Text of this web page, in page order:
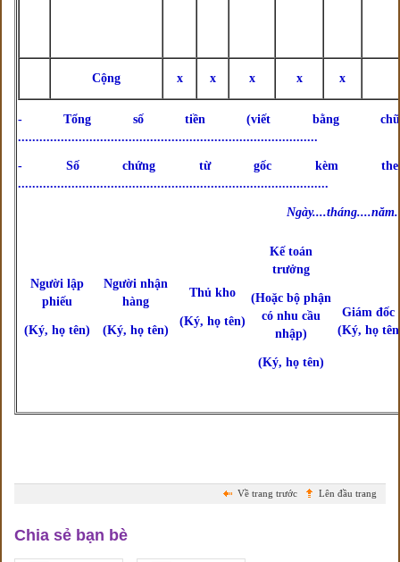
Cộng x x x x x
- Tổng số tiền (viết bằng
....................................................................................
- Số chứng từ gốc kèm
.......................................................................................
Người lập
phiếu
(Ký, họ tên)
Người nhận
hàng
(Ký, họ tên)
Thủ kho
(Ký, họ tên)
Kế toán
trưởng
(Hoặc bộ phận
có nhu cầu
nhập)
(Ký, họ tên)
Giám đốc
(Ký, họ
Lên đầu trang
Về trang trước
Chia sẻ bạn bè